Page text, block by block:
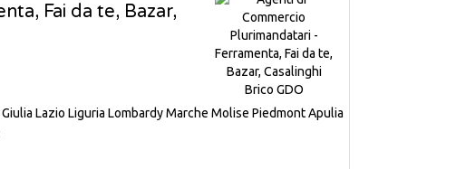
Fai da te, Bazar,
Lazio Liguria LombardyMarche Molise PiedmontApulia